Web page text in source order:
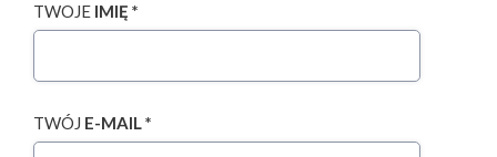
TWOJE IMIĘ *
TWÓJ E-MAIL *